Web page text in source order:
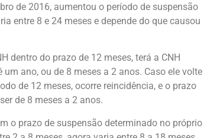
de 2016, aumentou o período de suspensão
entre 8 e 24 meses e depende do que causou
dentro do prazo de 12 meses, terá a CNH
ano, ou de 8 meses a 2 anos. Caso ele volte
de 12 meses, ocorre reincidência, e o prazo
de 8 meses a 2 anos.
o prazo de suspensão determinado no próprio